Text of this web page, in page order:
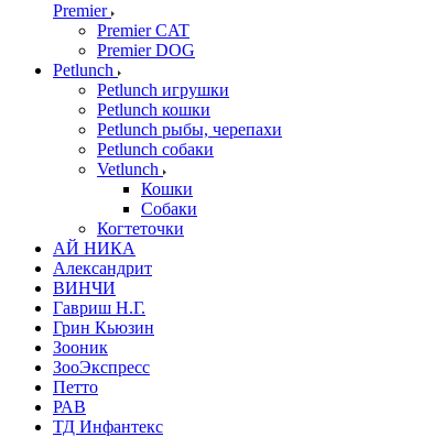
Premier
Premier CAT
Premier DOG
Petlunch
Petlunch игрушки
Petlunch кошки
Petlunch рыбы, черепахи
Petlunch собаки
Vetlunch
Кошки
Собаки
Когтеточки
АЙ НИКА
Александрит
ВИНЧИ
Гавриш Н.Г.
Грин Кьюзин
Зооник
ЗооЭкспресс
Петто
РАВ
ТД Инфантекс